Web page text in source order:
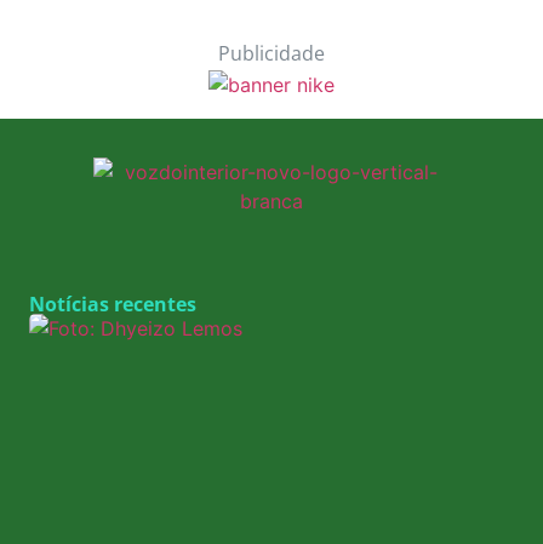
Publicidade
Notícias recentes